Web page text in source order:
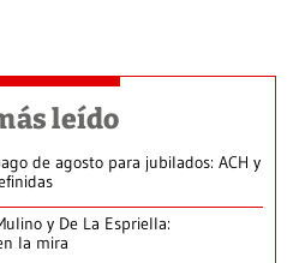
leído
de agosto para jubilados: ACH y
y De La Espriella:
la mira